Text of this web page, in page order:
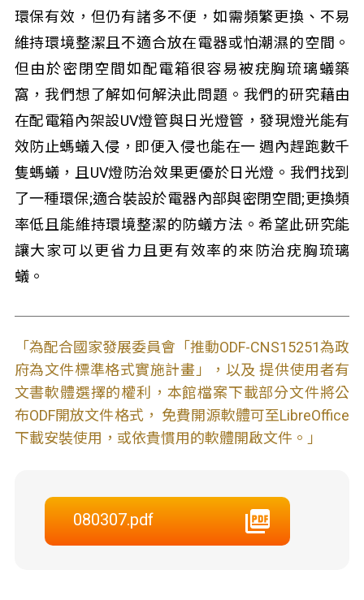
環保有效，但仍有諸多不便，如需頻繁更換、不易
維持環境整潔且不適合放在電器或怕潮濕的空間。
但由於密閉空間如配電箱很容易被疣胸琉璃蟻築
窩，我們想了解如何解決此問題。我們的研究藉由
在配電箱內架設UV燈管與日光燈管，發現燈光能有
效防止螞蟻入侵，即便入侵也能在一 週內趕跑數千
隻螞蟻，且UV燈防治效果更優於日光燈。我們找到
了一種環保;適合裝設於電器內部與密閉空間;更換頻
率低且能維持環境整潔的防蟻方法。希望此研究能
讓大家可以更省力且更有效率的來防治疣胸琉璃
蟻。
「為配合國家發展委員會「推動ODF-CNS15251為政
府為文件標準格式實施計畫」，以及 提供使用者有
文書軟體選擇的權利，本館檔案下載部分文件將公
布ODF開放文件格式， 免費開源軟體可至LibreOffice
下載安裝使用，或依貴慣用的軟體開啟文件。」
080307.pdf